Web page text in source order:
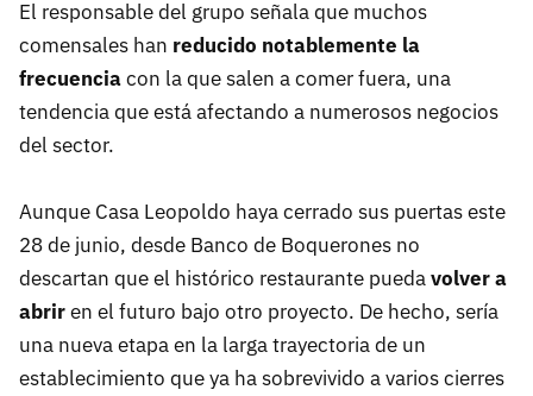
El responsable del grupo señala que muchos
comensales han reducido notablemente la
frecuenciacon la que salen a comer fuera, una
tendencia que está afectando a numerosos negocios
del sector.
Aunque Casa Leopoldo haya cerrado sus puertas este
28 de junio, desde Banco de Boquerones no
descartan que el histórico restaurante puedavolver a
abriren el futuro bajo otro proyecto. De hecho, sería
una nueva etapa en la larga trayectoria de un
establecimiento que ya ha sobrevivido a varios cierres